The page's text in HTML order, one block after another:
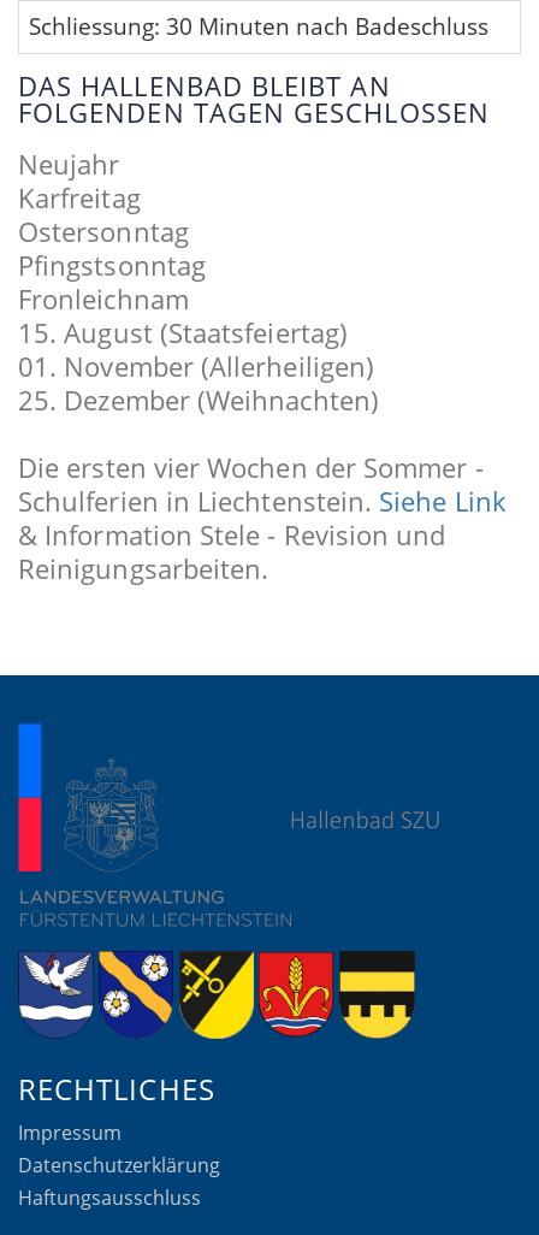
Schliessung: 30 Minuten nach Badeschluss
DAS HALLENBAD BLEIBT AN
FOLGENDEN TAGEN GESCHLOSSEN
Neujahr
Karfreitag
Ostersonntag
Pfingstsonntag
Fronleichnam
15. August (Staatsfeiertag)
01. November (Allerheiligen)
25. Dezember (Weihnachten)
Die ersten vier Wochen der Sommer -
Schulferien in Liechtenstein. Siehe Link
& Information Stele - Revision und
Reinigungsarbeiten.
RECHTLICHES
Impressum
Datenschutzerklärung
Haftungsausschluss